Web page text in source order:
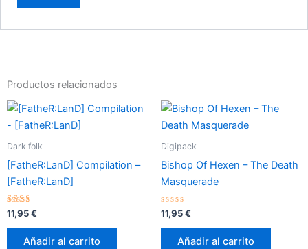
Productos relacionados
Dark folk
[FatheR:LanD] Compilation –
[FatheR:LanD]
Valorado
con
2.20
de 5
11,95€
Añadir al carrito
Digipack
Bishop Of Hexen – The Death
Masquerade
Valorado
con
0
11,95€
Añadir al carrito